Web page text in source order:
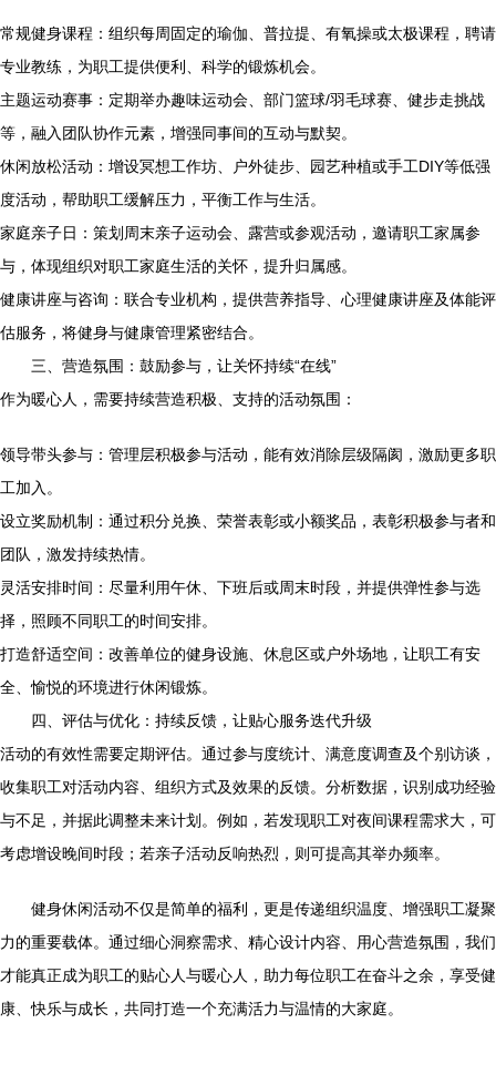
常规健身课程：组织每周固定的瑜伽、普拉提、有氧操或太极课程，聘请
专业教练，为职工提供便利、科学的锻炼机会。
主题运动赛事：定期举办趣味运动会、部门篮球/羽毛球赛、健步走挑战
等，融入团队协作元素，增强同事间的互动与默契。
休闲放松活动：增设冥想工作坊、户外徒步、园艺种植或手工DIY等低强
度活动，帮助职工缓解压力，平衡工作与生活。
家庭亲子日：策划周末亲子运动会、露营或参观活动，邀请职工家属参
与，体现组织对职工家庭生活的关怀，提升归属感。
健康讲座与咨询：联合专业机构，提供营养指导、心理健康讲座及体能评
估服务，将健身与健康管理紧密结合。
三、营造氛围：鼓励参与，让关怀持续“在线”
作为暖心人，需要持续营造积极、支持的活动氛围：
领导带头参与：管理层积极参与活动，能有效消除层级隔阂，激励更多职
工加入。
设立奖励机制：通过积分兑换、荣誉表彰或小额奖品，表彰积极参与者和
团队，激发持续热情。
灵活安排时间：尽量利用午休、下班后或周末时段，并提供弹性参与选
择，照顾不同职工的时间安排。
打造舒适空间：改善单位的健身设施、休息区或户外场地，让职工有安
全、愉悦的环境进行休闲锻炼。
四、评估与优化：持续反馈，让贴心服务迭代升级
活动的有效性需要定期评估。通过参与度统计、满意度调查及个别访谈，
收集职工对活动内容、组织方式及效果的反馈。分析数据，识别成功经验
与不足，并据此调整未来计划。例如，若发现职工对夜间课程需求大，可
考虑增设晚间时段；若亲子活动反响热烈，则可提高其举办频率。
健身休闲活动不仅是简单的福利，更是传递组织温度、增强职工凝聚
力的重要载体。通过细心洞察需求、精心设计内容、用心营造氛围，我们
才能真正成为职工的贴心人与暖心人，助力每位职工在奋斗之余，享受健
康、快乐与成长，共同打造一个充满活力与温情的大家庭。